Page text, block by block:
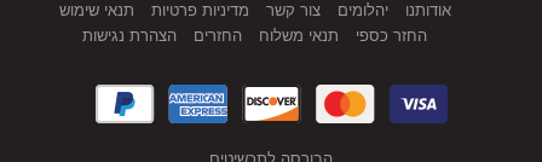
אודותנו יהלומים צור קשר מדיניות פרטיות
תנאי שימוש
החזר כספי
תנאי משלוח החזרים הצהרת נגישות